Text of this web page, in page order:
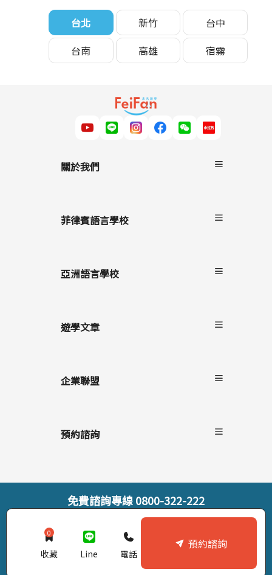
台北 新竹
台中
台南
高雄 宿霧
關於我們
服務流程
雙國遊學
菲律賓語言學校
碧瑤
克拉克
亞洲語言學校
遊學文章
遊學懶人包
語言學校/生活
企業聯盟
上學院留學
遊學隨身秘書APP
預約諮詢
線上直接報名
索取遊學雜誌
免費諮詢專線0800-322-222
收藏
0
Line 電話
預約諮詢